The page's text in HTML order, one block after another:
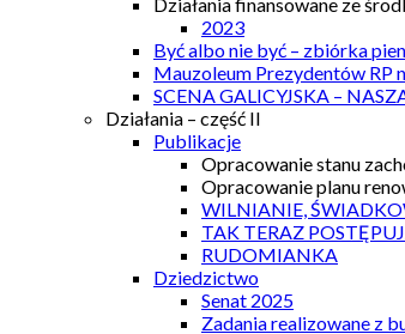
2023
Być albo nie być – zbiórka
Mauzoleum Prezydentów RP
SCENA GALICYJSKA –
Działania – część II
Publikacje
Opracowanie stanu
Opracowanie planu
WILNIANIE,
TAK TERAZ
RUDOMIANKA
Dziedzictwo
Senat 2025
Zadania realizowane z